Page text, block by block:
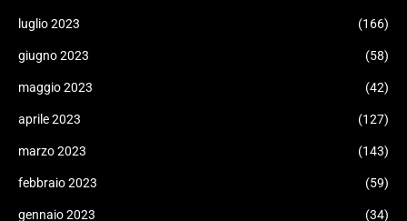
luglio 2023 (166)
giugno 2023 (58)
maggio 2023 (42)
aprile 2023 (127)
marzo 2023 (143)
febbraio 2023 (59)
gennaio 2023 (34)